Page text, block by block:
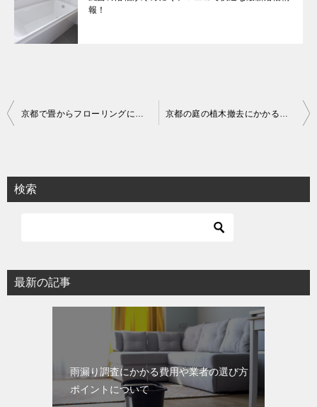
報！
投
ビ
ゲ
ョ
ン
検索
最新の記事
雨漏り調査にかかる費用や業者の選び方
ポイントについて